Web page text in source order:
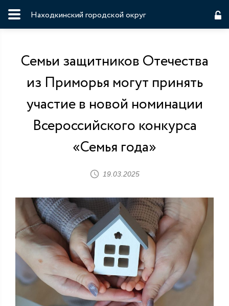
Находкинский городской округ
Семьи защитников Отечества
из Приморья могут принять
участие в новой номинации
Всероссийского конкурса
«Семья года»
19.03.2025